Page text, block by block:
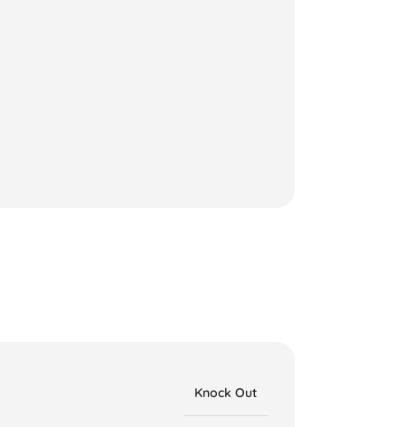
Knock Out